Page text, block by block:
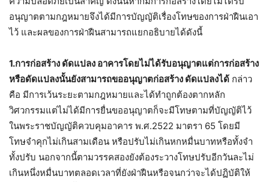
อนุญาตตามกฎหมายจึงได้มีการบัญญัติเรื่องโทษของการฝ่าฝืนเอา
ไว้ และผลของการฝ่าฝืนสามารถแยกอธิบายได้ดังนี้
1.การก่อสร้าง ดัดแปลง อาคารโดยไม่ได้รับอนุญาตแต่การก่อสร้าง
หรือดัดแปลงนั้นยังสามารถขออนุญาตก่อสร้าง ดัดแปลงได้ กล่าว
คือ มีการเว้นระยะตามกฎหมายและได้ทำถูกต้องตากหลัก
วิศวกรรมแต่ไม่ได้มีการยื่นขออนุญาตก็จะมีโทษตามที่บัญญัติไว้
ในพระราชบัญญัติควบคุมอาคาร พ.ศ.2522 มาตรา 65 โดยมี
โทษจำคุกไม่เกินสามเดือน หรือปรับไม่เกินหกหมื่นบาทหรือทั้งจำ
ทั้งปรับ นอกจากนี้ตามวรรคสองยังต้องระวางโทษปรับอีกวันละไม่
เกินหนึ่งหมื่นบาทตลอดเวลาที่ยังฝ่าฝืนหรือจนกว่าจะได้ปฏิบัติให้